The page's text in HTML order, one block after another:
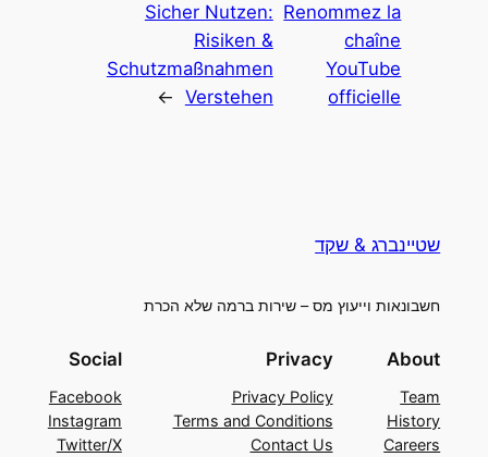
Renommez la
chaîne
YouTube
officielle
Sicher Nutzen:
Risiken &
Schutzmaßnahmen
Verstehen
→
שטיינברג & שקד
חשבונאות וייעוץ מס – שירות ברמה שלא הכרת
About
Team
History
Careers
Privacy
Privacy Policy
Terms and Conditions
Contact Us
Social
Facebook
Instagram
Twitter/X